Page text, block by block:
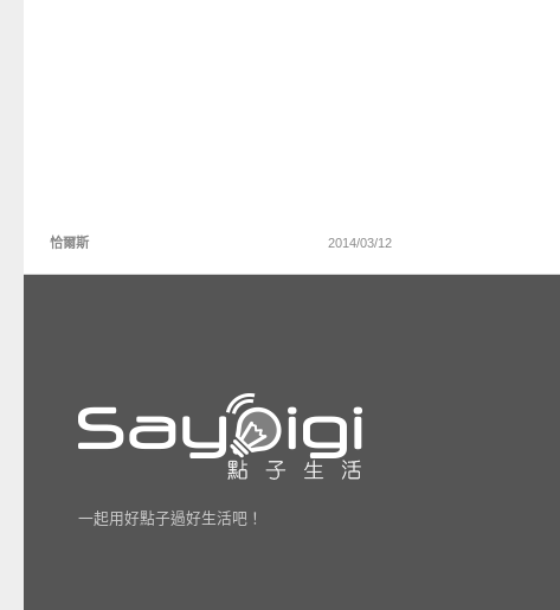
恰爾斯 2014/03/12
一起用好點子過好生活吧！